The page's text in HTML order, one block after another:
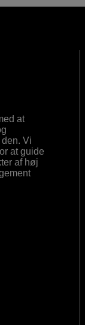
at
Vi
at guide
af høj